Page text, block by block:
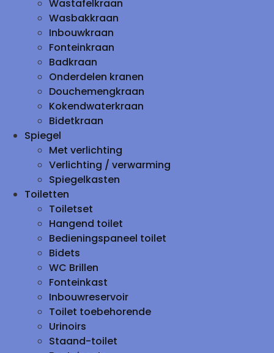
Wastafelkraan
Wasbakkraan
Inbouwkraan
Fonteinkraan
Badkraan
Onderdelen kranen
Douchemengkraan
Kokendwaterkraan
Bidetkraan
Spiegel
Met verlichting
Verlichting / verwarming
Spiegelkasten
Toiletten
Toiletset
Hangend toilet
Bedieningspaneel toilet
Bidets
WC Brillen
Fonteinkast
Inbouwreservoir
Toilet toebehorende
Urinoirs
Staand-toilet